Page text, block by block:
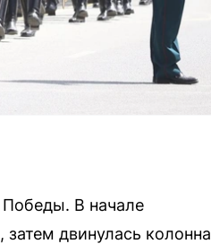
В начале
двинулась колонна